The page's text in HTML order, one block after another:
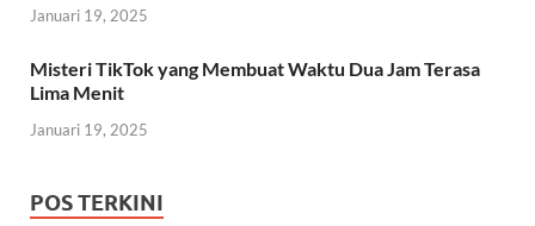
Januari 19, 2025
Misteri TikTok yang Membuat Waktu Dua Jam Terasa
Lima Menit
Januari 19, 2025
POS TERKINI